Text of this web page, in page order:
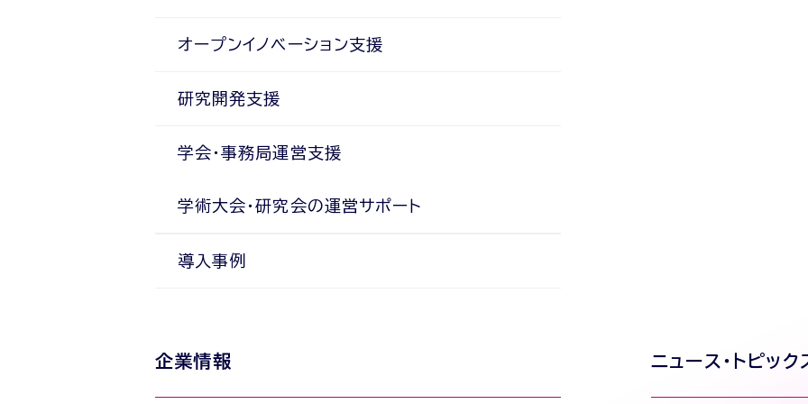
オープンイノベーション支援
研究開発支援
学会・事務局運営支援
学術大会・研究会の運営サポート
導入事例
企業情報 ニュース・トピック